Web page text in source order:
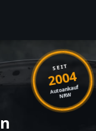
SEIT
2004
Autoankauf
NRW